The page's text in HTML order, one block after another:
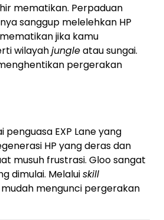
mematikan. Perpaduan
sanggup melelehkan HP
jika kamu
wilayahjungleatau sungai.
pergerakan
EXP Lane yang
HP yang deras dan
musuh frustrasi. Gloo sangat
dimulai. Melaluiskill
mengunci pergerakan